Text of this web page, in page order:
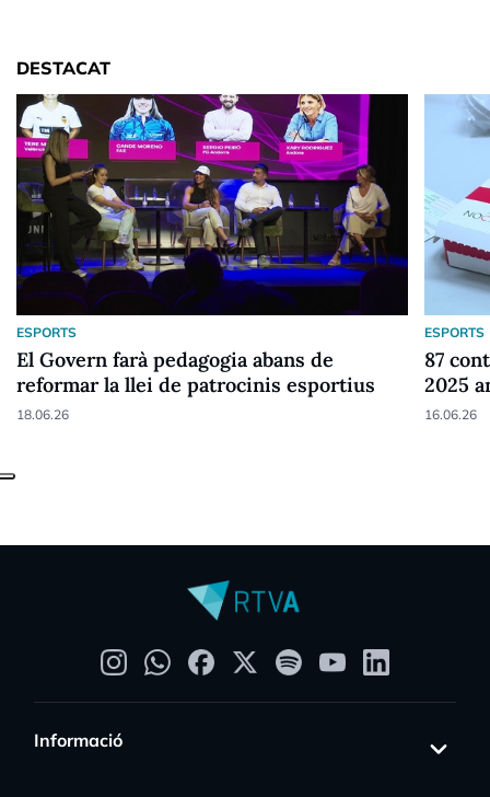
DESTACAT
ESPORTS
El Govern farà pedagogia abans de
reformar la llei de patrocinis esportius
18.06.26
ESPORTS
87
2025
16.06.26
Informació